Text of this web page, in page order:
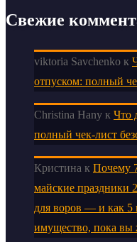
Свежие
viktoria Savchenko к
отпуском: полный
Christina Hany к Что
полный чек-лист
Кристина к Почему
майские праздники
для воров — и как 5
имущество, пока